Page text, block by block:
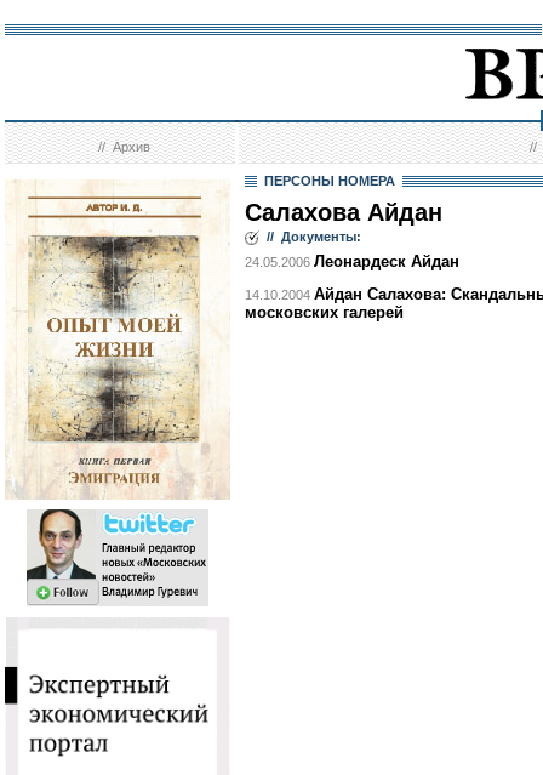
//Архив //
ПЕРСОНЫ НОМЕРА
Салахова Айдан
// Документы:
24.05.2006 Леонардеск Айдан
14.10.2004 Айдан Салахова:
московских галерей